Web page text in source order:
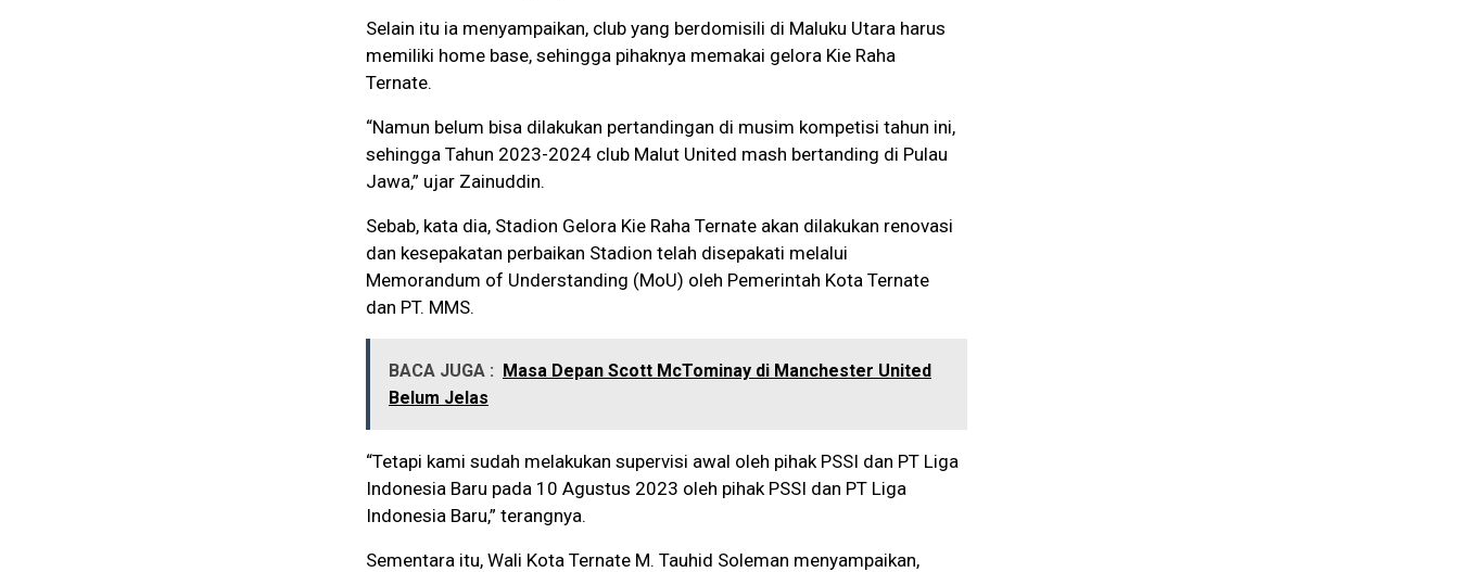
Selain itu ia menyampaikan, club yang berdomisili di Maluku Utara harus
memiliki home base, sehingga pihaknya memakai gelora Kie Raha
Ternate.
“Namun belum bisa dilakukan pertandingan di musim kompetisi tahun ini,
sehingga Tahun 2023-2024 club Malut United mash bertanding di Pulau
Jawa,” ujar Zainuddin.
Sebab, kata dia, Stadion Gelora Kie Raha Ternate akan dilakukan renovasi
dan kesepakatan perbaikan Stadion telah disepakati melalui
Memorandum of Understanding (MoU) oleh Pemerintah Kota Ternate
dan PT. MMS.
BACA JUGA : Masa Depan Scott McTominay di Manchester United
Belum Jelas
“Tetapi kami sudah melakukan supervisi awal oleh pihak PSSI dan PT Liga
Indonesia Baru pada 10 Agustus 2023 oleh pihak PSSI dan PT Liga
Indonesia Baru,” terangnya.
Sementara itu, Wali Kota Ternate M. Tauhid Soleman menyampaikan,